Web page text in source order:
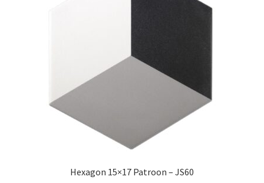
Hexagon 15×17 Patroon – JS60